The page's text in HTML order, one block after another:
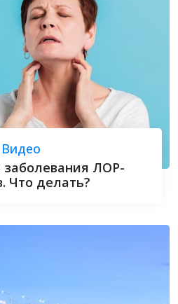
Видео
заболевания ЛОР-
Что делать?